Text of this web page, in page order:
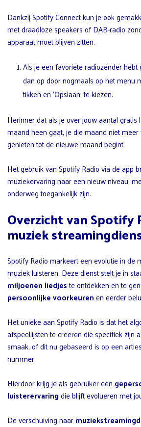
Dankzij Spotify Connect kun je ook
met draadloze speakers of DAB-radio
apparaat moet blijven zitten.
Als je een favoriete radiozender hebt
dan op door nogmaals op het menu
tikken en ‘Opslaan’ te kiezen.
Herinner dat als je over jouw aantal
maand heen gaat, je die maand niet
genieten tot de nieuwe maand begint.
Het gebruik van Spotify Radio via de app
muziekervaring naar een nieuw niveau,
onderweg toegankelijk zijn.
Overzicht van Spotify
muziek
Spotify Radio markeert een evolutie in de
muziek luisteren. Deze dienst stelt je in
miljoenen liedjeste ontdekken en te
persoonlijke voorkeurenen eerder
Het unieke aan Spotify Radio is dat het
afspeellijsten te creëren die specifiek zijn
smaak, of dit nu gebaseerd is op een
nummer.
Hierdoor krijg je als gebruiker een
luisterervaringdie blijft evolueren met
De verschuiving naar